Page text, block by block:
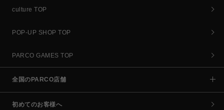
culture TOP
POP-UP SHOP TOP
PARCO GAMES TOP
全国のPARCO店舗
初めてのお客様へ